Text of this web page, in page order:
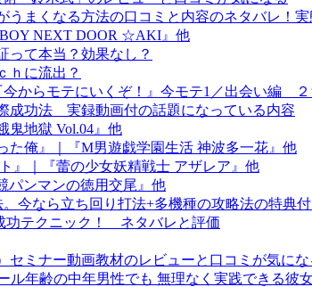
うまくなる方法の口コミと内容のネタバレ！
BOY NEXT DOOR ☆AKI』他
て本当？効果なし？
ｈに流出？
からモテにいくぞ！』今モテ1／出会い編
功法 実録動画付の話題になっている内容
鬼地獄 Vol.04』他
た俺』｜『M男遊戯学園生活 神波多一花』他
』｜『蕾の少女妖精戦士 アザレア』他
パンマンの徳用交尾』他
今なら立ち回り打法+多機種の攻略法の特典
功テクニック！ ネタバレと評価
セミナー動画教材のレビューと口コミが気にな
年齢の中年男性でも 無理なく実践できる彼